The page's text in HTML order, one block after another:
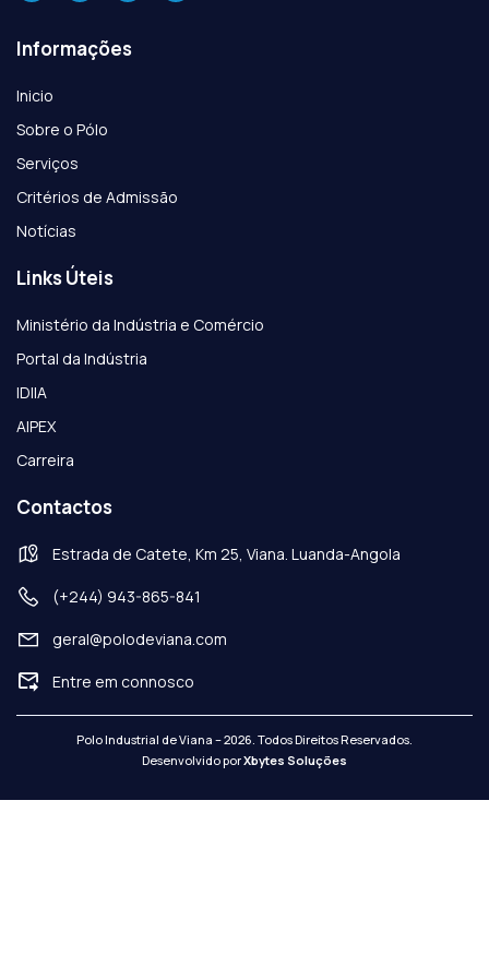
Informações
Inicio
Sobre o Pólo
Serviços
Critérios de Admissão
Notícias
Links Úteis
Ministério da Indústria e Comércio
Portal da Indústria
IDIIA
AIPEX
Carreira
Contactos
Estrada de Catete, Km 25, Viana. Luanda-Angola
(+244) 943-865-841
geral@polodeviana.com
Entre em connosco
Polo Industrial de Viana – 2026. Todos Direitos Reservados.
Desenvolvido porXbytes Soluções